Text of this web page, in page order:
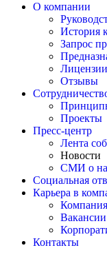
О компании
История
Запрос
Отзывы
Проекты
Пресс-центр
Лента
Новости
СМИ о
Социальная
Карьера в
Вакансии
Контакты